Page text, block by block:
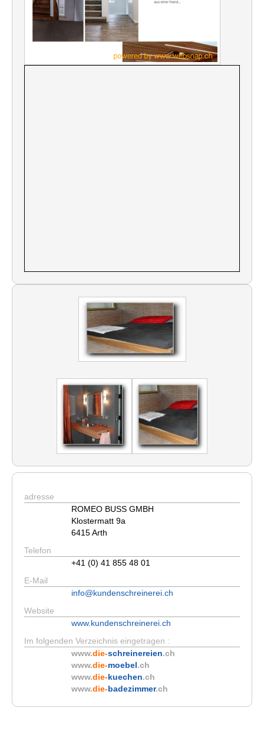
adresse
ROMEO BUSS GMBH
Klostermatt 9a
6415 Arth
Telefon
+41 (0) 41 855 48 01
E-Mail
info@kundenschreinerei.ch
Website
www.kundenschreinerei.ch
Im folgenden Verzeichnis eingetragen :
www.die-schreinereien.ch
www.die-moebel.ch
www.die-kuechen.ch
www.die-badezimmer.ch